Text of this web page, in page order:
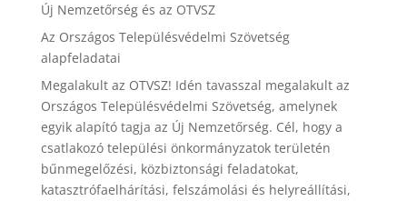
Új Nemzetőrség és az OTVSZ
Az Országos Településvédelmi Szövetség
alapfeladatai
Megalakult az OTVSZ! Idén tavasszal megalakult az
Országos Településvédelmi Szövetség, amelynek
egyik alapító tagja az Új Nemzetőrség. Cél, hogy a
csatlakozó települési önkormányzatok területén
bűnmegelőzési, közbiztonsági feladatokat,
katasztrófaelhárítási, felszámolási és helyreállítási,